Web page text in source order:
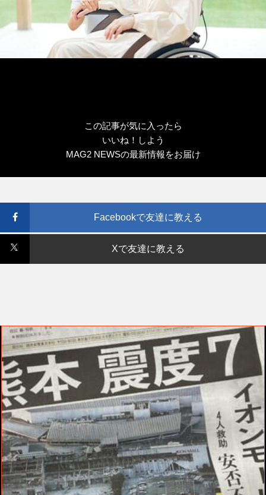
この記事が気に入ったら
いいね！しよう
MAG2 NEWSの最新情報をお届け
Facebookで友達に教える
Xで友達に教える